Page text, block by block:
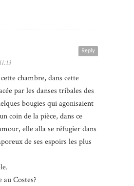
Reply
chambre, dans cette
par les danses tribales des
bougies qui agonisaient
coin de la pièce, dans ce
elle alla se réfugier dans
de ses espoirs les plus
Costes?